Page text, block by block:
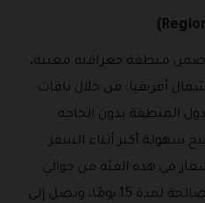
منطقة جغرافية معينة،
أفريقيا. من خلال باقات
المنطقة بدون الحاجة
سهولة أكبر أثناء السفر
في هذه الفئة من حوالي
10 دولارات لباقة 3 جيجابايت صالحة لمدة 15 يومًا، وتصل إلى